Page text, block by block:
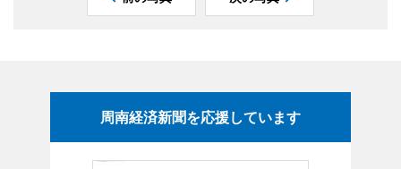
周南経済新聞を応援しています